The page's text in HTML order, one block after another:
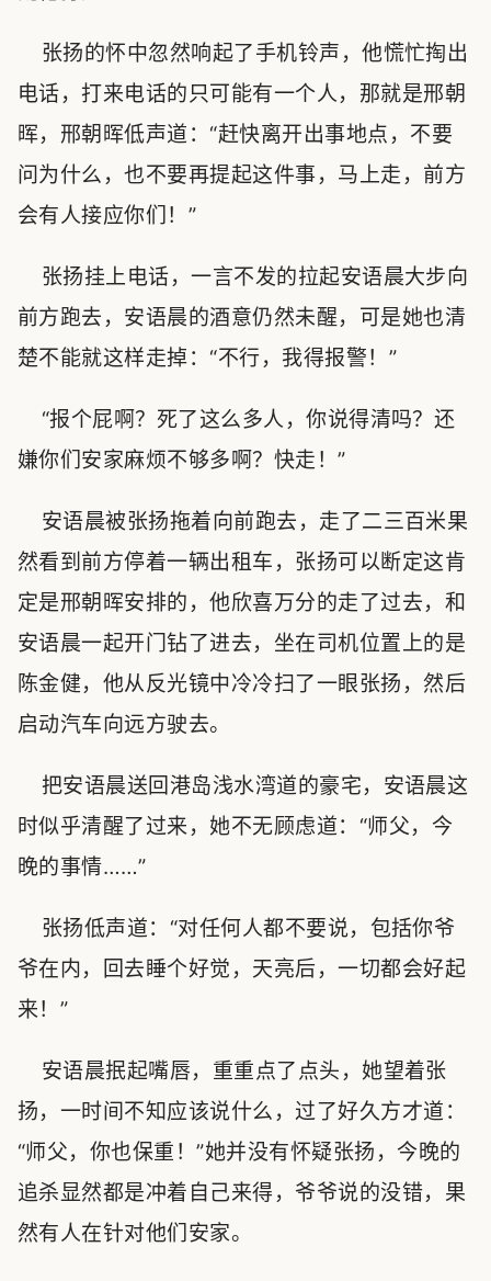
张扬的怀中忽然响起了手机铃声，他慌忙掏出
电话，打来电话的只可能有一个人，那就是邢朝
晖，邢朝晖低声道：“赶快离开出事地点，不要
问为什么，也不要再提起这件事，马上走，前方
会有人接应你们！”
张扬挂上电话，一言不发的拉起安语晨大步向
前方跑去，安语晨的酒意仍然未醒，可是她也清
楚不能就这样走掉：“不行，我得报警！”
“报个屁啊？死了这么多人，你说得清吗？还
嫌你们安家麻烦不够多啊？快走！”
安语晨被张扬拖着向前跑去，走了二三百米果
然看到前方停着一辆出租车，张扬可以断定这肯
定是邢朝晖安排的，他欣喜万分的走了过去，和
安语晨一起开门钻了进去，坐在司机位置上的是
陈金健，他从反光镜中冷冷扫了一眼张扬，然后
启动汽车向远方驶去。
把安语晨送回港岛浅水湾道的豪宅，安语晨这
时似乎清醒了过来，她不无顾虑道：“师父，今
晚的事情……”
张扬低声道：“对任何人都不要说，包括你爷
爷在内，回去睡个好觉，天亮后，一切都会好起
来！”
安语晨抿起嘴唇，重重点了点头，她望着张
扬，一时间不知应该说什么，过了好久方才道：
“师父，你也保重！”她并没有怀疑张扬，今晚的
追杀显然都是冲着自己来得，爷爷说的没错，果
然有人在针对他们安家。